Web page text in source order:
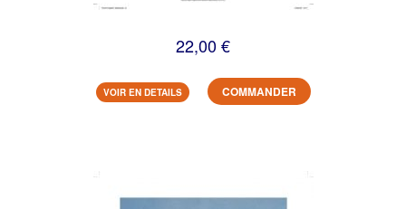
22,00 €
VOIR EN DETAILS COMMANDER